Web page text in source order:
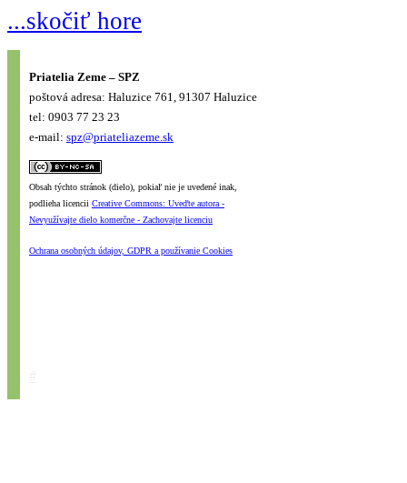
...skočiť hore
Priatelia Zeme – SPZ
poštová adresa: Haluzice 761, 91307 Haluzice
tel: 0903 77 23 23
e-mail: spz@priateliazeme.sk
Obsah týchto stránok (dielo), pokiaľ nie je uvedené inak,
podlieha licencii Creative Commons: Uveďte autora -
Nevyužívajte dielo komerčne - Zachovajte licenciu
Ochrana osobných údajov, GDPR a používanie Cookies